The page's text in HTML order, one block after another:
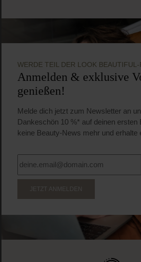
WERDE TEIL DER LOOK BEAUTIFUL-
Anmelden & exklusive
genießen!
Melde dich jetzt zum Newsletter an
Dankeschön 10 %* auf deinen ersten
keine Beauty-News mehr und erhalte
JETZT ANMELDEN